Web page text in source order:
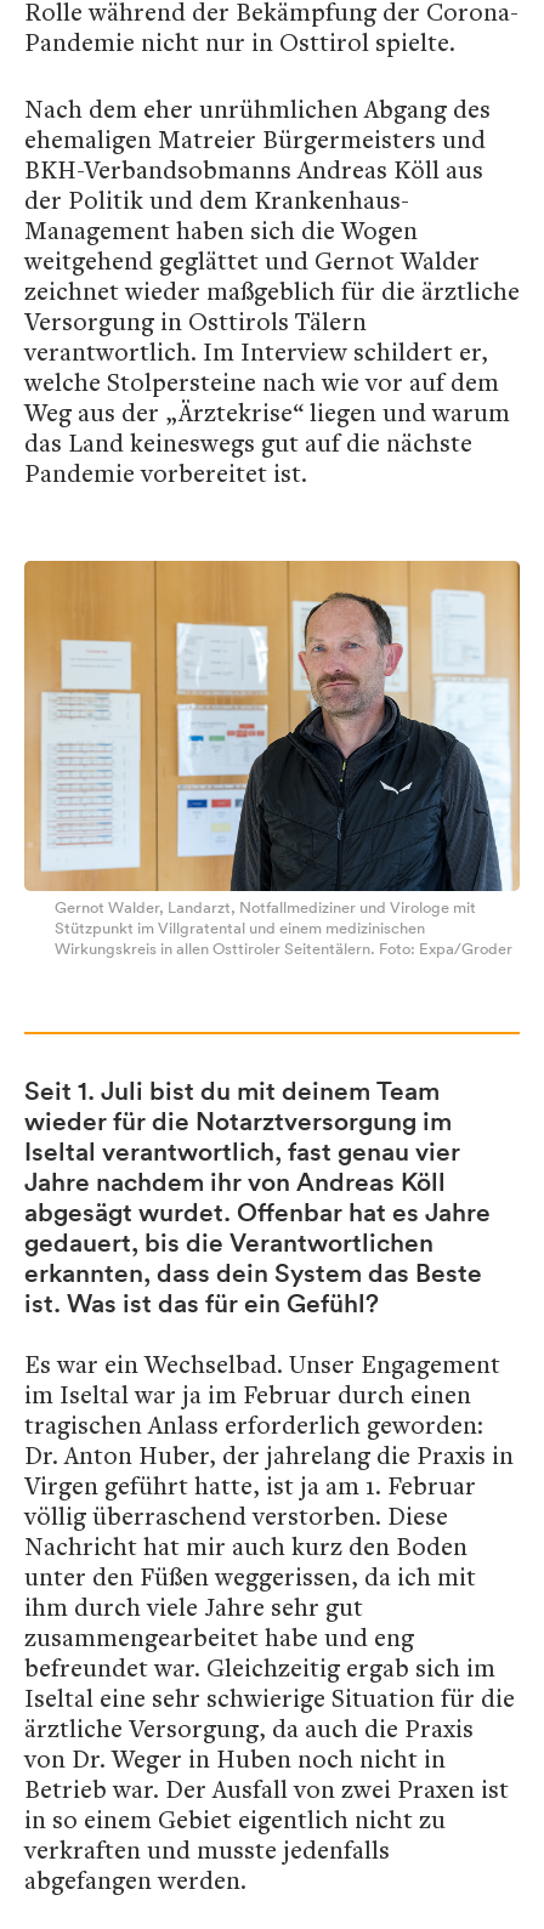
Rolle während der Bekämpfung der Corona-
Pandemie nicht nur in Osttirol spielte.
Nach dem eher unrühmlichen Abgang des
ehemaligen Matreier Bürgermeisters und
BKH-Verbandsobmanns Andreas Köll aus
der Politik und dem Krankenhaus-
Management haben sich die Wogen
weitgehend geglättet und Gernot Walder
zeichnet wieder maßgeblich für die ärztliche
Versorgung in Osttirols Tälern
verantwortlich. Im Interview schildert er,
welche Stolpersteine nach wie vor auf dem
Weg aus der „Ärztekrise“ liegen und warum
das Land keineswegs gut auf die nächste
Pandemie vorbereitet ist.
Gernot Walder, Landarzt, Notfallmediziner und Virologe mit
Stützpunkt im Villgratental und einem medizinischen
Wirkungskreis in allen Osttiroler Seitentälern. Foto: Expa/Groder
Seit 1. Juli bist du mit deinem Team
wieder für die Notarztversorgung im
Iseltal verantwortlich, fast genau vier
Jahre nachdem ihr von Andreas Köll
abgesägt wurdet. Offenbar hat es Jahre
gedauert, bis die Verantwortlichen
erkannten, dass dein System das Beste
ist. Was ist das für ein Gefühl?
Es war ein Wechselbad. Unser Engagement
im Iseltal war ja im Februar durch einen
tragischen Anlass erforderlich geworden:
Dr. Anton Huber, der jahrelang die Praxis in
Virgen geführt hatte, ist ja am 1. Februar
völlig überraschend verstorben. Diese
Nachricht hat mir auch kurz den Boden
unter den Füßen weggerissen, da ich mit
ihm durch viele Jahre sehr gut
zusammengearbeitet habe und eng
befreundet war. Gleichzeitig ergab sich im
Iseltal eine sehr schwierige Situation für die
ärztliche Versorgung, da auch die Praxis
von Dr. Weger in Huben noch nicht in
Betrieb war. Der Ausfall von zwei Praxen ist
in so einem Gebiet eigentlich nicht zu
verkraften und musste jedenfalls
abgefangen werden.